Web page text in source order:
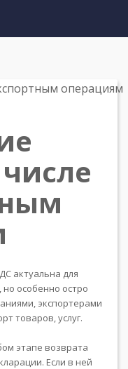
актуальна для
особенно остро
экспортерами
товаров, услуг.
этапе возврата
Если в ней